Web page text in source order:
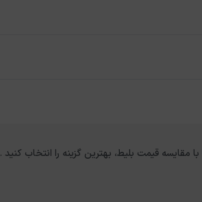
با مقایسه قیمت بلیط، بهترین گزینه را انتخاب کنید .